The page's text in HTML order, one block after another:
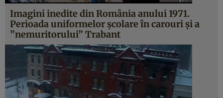
Imagini inedite din România anului 1971.
Perioada uniformelor şcolare în carouri şi a
”nemuritorului” Trabant